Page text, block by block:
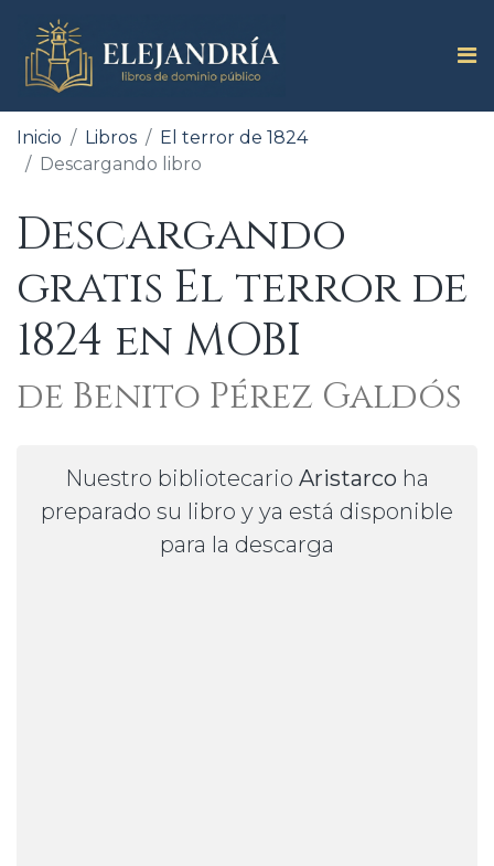
Inicio Libros
El terror de 1824
Descargando libro
Descargando
gratis El terror de
1824 en MOBI
de Benito Pérez Galdós
Nuestro bibliotecario Aristarco ha
preparado su libro y ya está disponible
para la descarga